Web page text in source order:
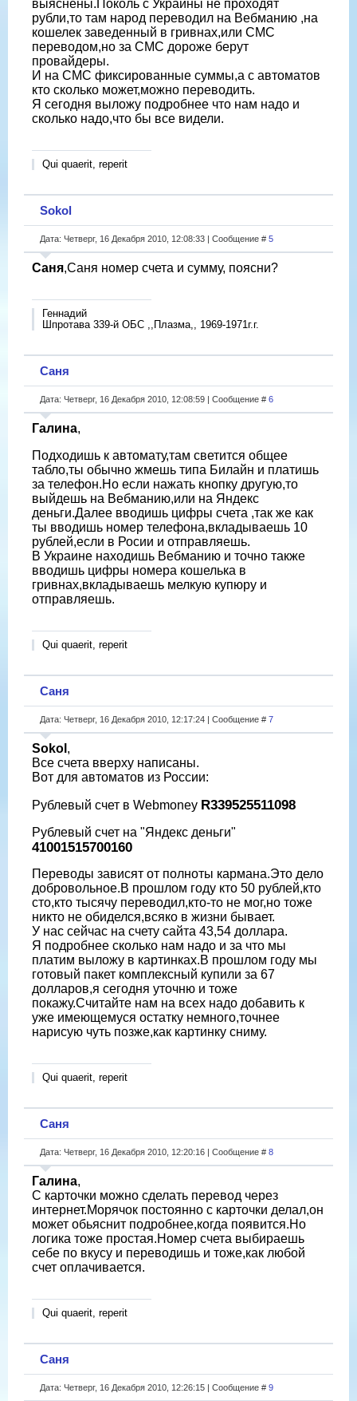
выяснены.Поколь с Украины не проходят
рубли,то там народ переводил на Вебманию ,на
кошелек заведенный в гривнах,или СМС
переводом,но за СМС дороже берут
провайдеры.
И на СМС фиксированные суммы,а с автоматов
кто сколько может,можно переводить.
Я сегодня выложу подробнее что нам надо и
сколько надо,что бы все видели.
Qui quaerit, reperit
Sokol
Дата: Четверг, 16 Декабря 2010, 12:08:33 | Сообщение # 5
Саня,Саня номер счета и сумму, поясни?
Геннадий
Шпротава 339-й ОБС ,,Плазма,, 1969-1971г.г.
Саня
Дата: Четверг, 16 Декабря 2010, 12:08:59 | Сообщение # 6
Галина,
Подходишь к автомату,там светится общее
табло,ты обычно жмешь типа Билайн и платишь
за телефон.Но если нажать кнопку другую,то
выйдешь на Вебманию,или на Яндекс
деньги.Далее вводишь цифры счета ,так же как
ты вводишь номер телефона,вкладываешь 10
рублей,если в Росии и отправляешь.
В Украине находишь Вебманию и точно также
вводишь цифры номера кошелька в
гривнах,вкладываешь мелкую купюру и
отправляешь.
Qui quaerit, reperit
Саня
Дата: Четверг, 16 Декабря 2010, 12:17:24 | Сообщение # 7
Sokol ,
Все счета вверху написаны.
Вот для автоматов из России:
Рублевый счет в Webmoney R339525511098
Рублевый счет на "Яндекс деньги"
41001515700160
Переводы зависят от полноты кармана.Это дело
добровольное.В прошлом году кто 50 рублей,кто
сто,кто тысячу переводил,кто-то не мог,но тоже
никто не обиделся,всяко в жизни бывает.
У нас сейчас на счету сайта 43,54 доллара.
Я подробнее сколько нам надо и за что мы
платим выложу в картинках.В прошлом году мы
готовый пакет комплексный купили за 67
долларов,я сегодня уточню и тоже
покажу.Считайте нам на всех надо добавить к
уже имеющемуся остатку немного,точнее
нарисую чуть позже,как картинку сниму.
Qui quaerit, reperit
Саня
Дата: Четверг, 16 Декабря 2010, 12:20:16 | Сообщение # 8
Галина,
С карточки можно сделать перевод через
интернет.Морячок постоянно с карточки делал,он
может обьяснит подробнее,когда появится.Но
логика тоже простая.Номер счета выбираешь
себе по вкусу и переводишь и тоже,как любой
счет оплачивается.
Qui quaerit, reperit
Саня
Дата: Четверг, 16 Декабря 2010, 12:26:15 | Сообщение # 9